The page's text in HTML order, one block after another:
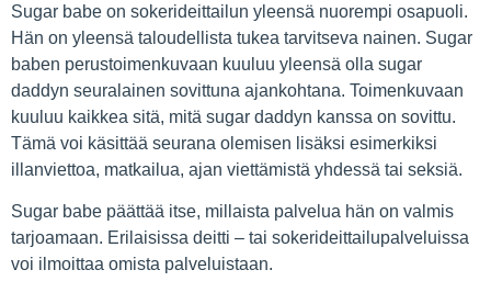
Sugar babe on sokerideittailun yleensä nuorempi osapuoli.
Hän on yleensä taloudellista tukea tarvitseva nainen. Sugar
baben perustoimenkuvaan kuuluu yleensä olla sugar
daddyn seuralainen sovittuna ajankohtana. Toimenkuvaan
kuuluu kaikkea sitä, mitä sugar daddyn kanssa on sovittu.
Tämä voi käsittää seurana olemisen lisäksi esimerkiksi
illanviettoa, matkailua, ajan viettämistä yhdessä tai seksiä.
Sugar babe päättää itse, millaista palvelua hän on valmis
tarjoamaan. Erilaisissa deitti – tai sokerideittailupalveluissa
voi ilmoittaa omista palveluistaan.